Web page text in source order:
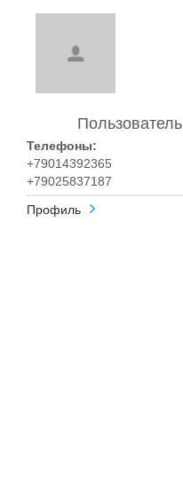
Пользователь
Телефоны:
+79014392365
+79025837187
Профиль